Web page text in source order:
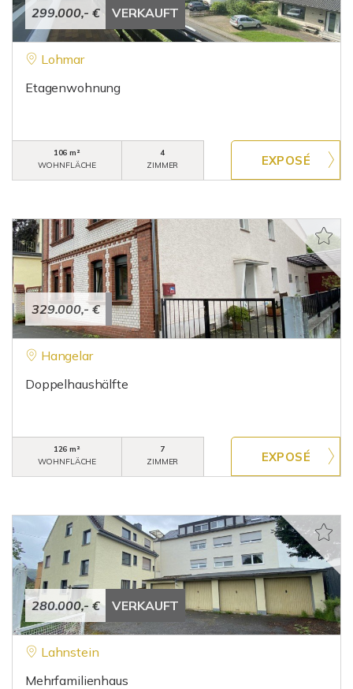
299.000,- € VERKAUFT
Lohmar
Etagenwohnung
106 m²
WOHNFLÄCHE
4
ZIMMER
329.000,- €
Hangelar
Doppelhaushälfte
126 m²
WOHNFLÄCHE
7
ZIMMER
280.000,- € VERKAUFT
Lahnstein
Mehrfamilienhaus